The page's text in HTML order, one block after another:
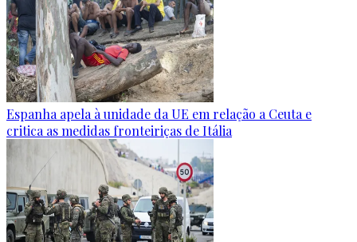
Espanha apela à unidade da UE em relação a Ceuta e
critica as medidas fronteiriças de Itália